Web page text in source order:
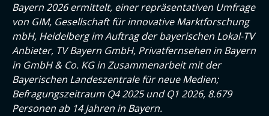
Bayern 2026 ermittelt, einer repräsentativen Umfrage
von GIM, Gesellschaft für innovative Marktforschung
mbH, Heidelberg im Auftrag der bayerischen Lokal-TV
Anbieter, TV Bayern GmbH, Privatfernsehen in Bayern
in GmbH & Co. KG in Zusammenarbeit mit der
Bayerischen Landeszentrale für neue Medien;
Befragungszeitraum Q4 2025 und Q1 2026, 8.679
Personen ab 14 Jahren in Bayern.